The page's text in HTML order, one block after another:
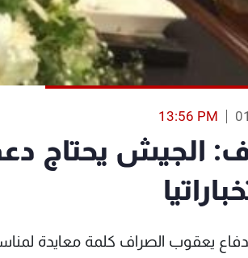
13:56 PM
الجيش يحتاج
يعقوب الصراف كلمة معايدة